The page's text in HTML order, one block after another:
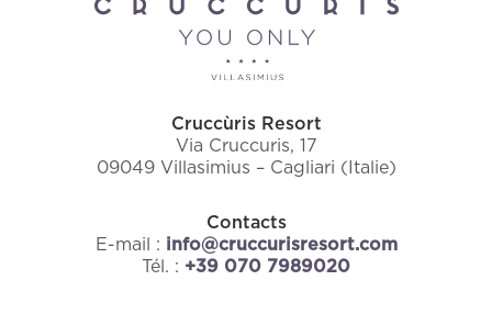
Offres
INFORMATIONS PRATIQUES
NEWSLETTER
Cruccùris Resort
Via Cruccuris, 17
09049 Villasimius – Cagliari (Italie)
Contacts
E-mail : info@cruccurisresort.com
Tél. : +39 070 7989020
confidentialité en vue de l'envoi de matériel